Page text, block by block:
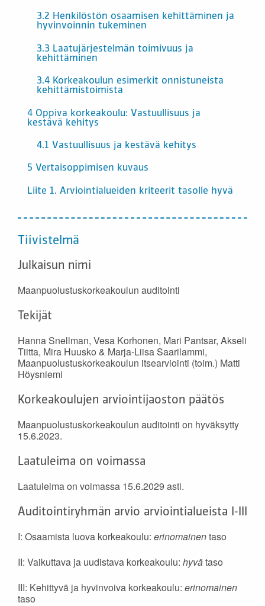
3.2 Henkilöstön osaamisen kehittäminen ja
hyvinvoinnin tukeminen
3.3 Laatujärjestelmän toimivuus ja
kehittäminen
3.4 Korkeakoulun esimerkit onnistuneista
kehittämistoimista
4 Oppiva korkeakoulu: Vastuullisuus ja
kestävä kehitys
4.1 Vastuullisuus ja kestävä kehitys
5 Vertaisoppimisen kuvaus
Liite 1. Arviointialueiden kriteerit tasolle hyvä
Tiivistelmä
Julkaisun nimi
Maanpuolustuskorkeakoulun auditointi
Tekijät
Hanna Snellman, Vesa Korhonen, Mari Pantsar, Akseli
Tiitta, Mira Huusko & Marja-Liisa Saarilammi,
Maanpuolustuskorkeakoulun itsearviointi (toim.) Matti
Höysniemi
Korkeakoulujen arviointijaoston päätös
Maanpuolustuskorkeakoulun auditointi on hyväksytty
15.6.2023.
Laatuleima on voimassa
Laatuleima on voimassa 15.6.2029 asti.
Auditointiryhmän arvio arviointialueista I-III
I: Osaamista luova korkeakoulu: erinomainentaso
II: Vaikuttava ja uudistava korkeakoulu: hyvätaso
III: Kehittyvä ja hyvinvoiva korkeakoulu: erinomainen
taso